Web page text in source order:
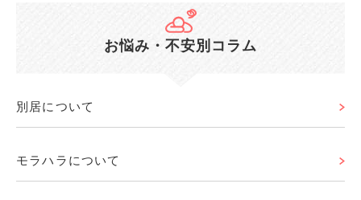
お悩み・不安別コラム
別居について
モラハラについて